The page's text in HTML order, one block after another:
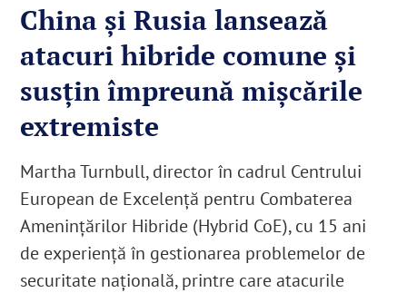
China şi Rusia lansează
atacuri hibride comune şi
susţin împreună mişcările
extremiste
Martha Turnbull, director în cadrul Centrului
European de Excelență pentru Combaterea
Amenințărilor Hibride (Hybrid CoE), cu 15 ani
de experienţă în gestionarea problemelor de
securitate naţională, printre care atacurile